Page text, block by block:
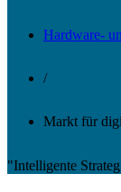
Hardware-
/
Markt für
"Intelligente